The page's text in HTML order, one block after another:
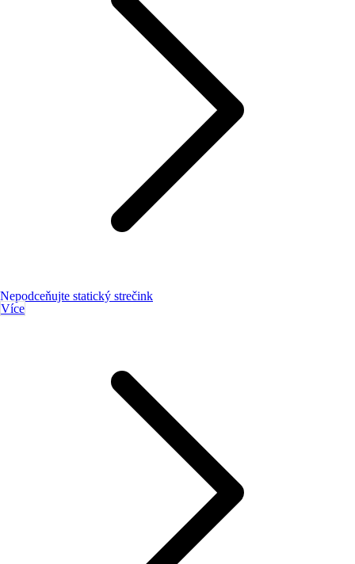
Nepodceňujte statický strečink
Více